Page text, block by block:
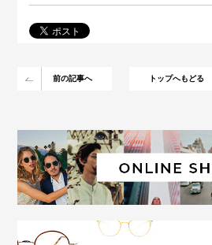
前の記事へ トップへもどる